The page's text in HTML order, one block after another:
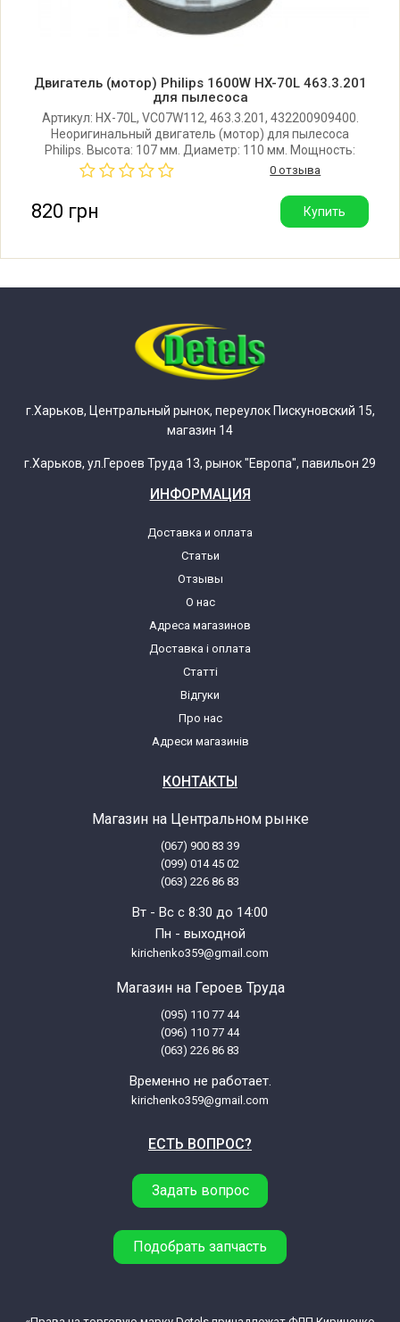
Philips FC8602/02
Philips FC8606/03
Philips FC8608/01
Philips FC8608/03
Philips FC8608/05
Philips FC8612/02
Philips FC8613/02
Philips FC8614/02
Philips FC8712/02
Philips FC8724/01
Philips FC8734/02
Philips FC8738/01
Philips FC8740/02
Philips FC8913/01
Philips FC9002/01
Philips FC9007/01
Двигатель (мотор) Philips 1600W HX-70L 463.3.201
для пылесоса
Артикул: HX-70L, VC07W112, 463.3.201, 432200909400.
Неоригинальный двигатель (мотор) для пылесоса
Philips. Высота: 107 мм. Диаметр: 110 мм. Мощность:
1600W. Производитель: Whicepart (Китай). Хорошее
0 отзыва
820 грн Купить
г.Харьков, Центральный рынок, переулок Пискуновский 15,
магазин 14
г.Харьков, ул.Героев Труда 13, рынок "Европа", павильон 29
ИНФОРМАЦИЯ
Доставка и оплата
Статьи
Отзывы
О нас
Адреса магазинов
Доставка і оплата
Статті
Відгуки
Про нас
Адреси магазинів
КОНТАКТЫ
Магазин на Центральном рынке
(067) 900 83 39
(099) 014 45 02
(063) 226 86 83
Вт - Вс с 8:30 до 14:00
Пн - выходной
kirichenko359@gmail.com
Магазин на Героев Труда
(095) 110 77 44
(096) 110 77 44
(063) 226 86 83
Временно не работает.
kirichenko359@gmail.com
ЕСТЬ ВОПРОС?
Задать вопрос
Подобрать запчасть